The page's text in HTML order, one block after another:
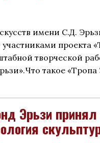
имени С.Д.
проекта
творческой
такое
Эрьзи принял